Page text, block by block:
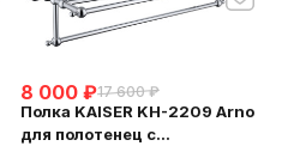
8 000 ₽17 600 ₽
Полка KAISER KH-2209 Arno
для полотенец с